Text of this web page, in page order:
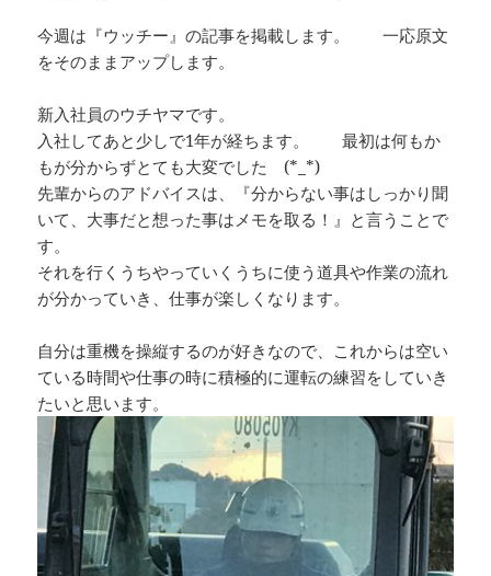
今週は『ウッチー』の記事を掲載します。 一応原文
をそのままアップします。
新入社員のウチヤマです。
入社してあと少しで1年が経ちます。 最初は何もか
もが分からずとても大変でした (*_*)
先輩からのアドバイスは、『分からない事はしっかり聞
いて、大事だと想った事はメモを取る！』と言うことで
す。
それを行くうちやっていくうちに使う道具や作業の流れ
が分かっていき、仕事が楽しくなります。
自分は重機を操縦するのが好きなので、これからは空い
ている時間や仕事の時に積極的に運転の練習をしていき
たいと思います。